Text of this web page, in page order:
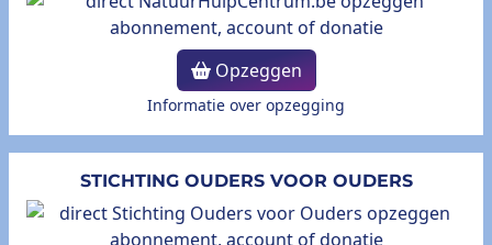
Opzeggen
Informatie over opzegging
STICHTING OUDERS VOOR OUDERS